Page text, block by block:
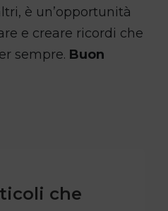
è un’opportunità
e creare ricordi che
sempre. Buon
che